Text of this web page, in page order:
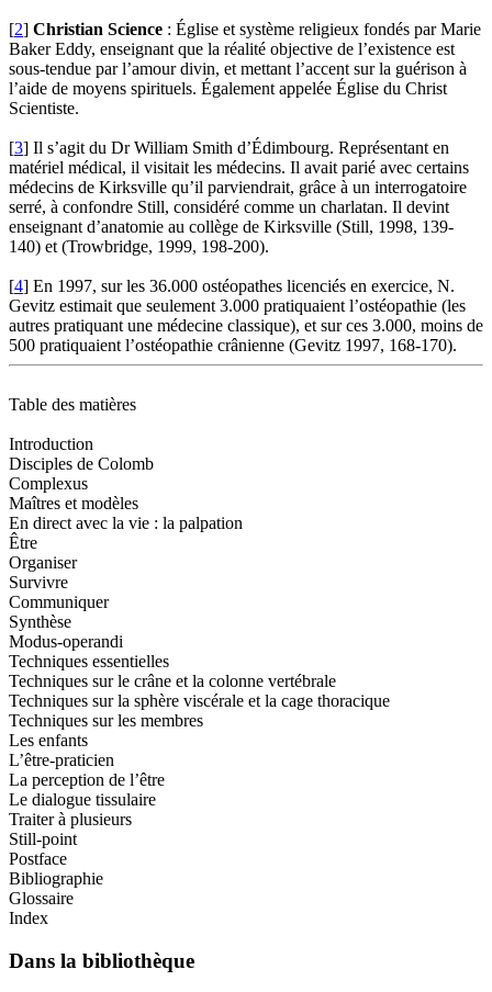
[2] Christian Science : Église et système religieux fondés par Marie
Baker Eddy, enseignant que la réalité objective de l’existence est
sous-tendue par l’amour divin, et mettant l’accent sur la guérison à
l’aide de moyens spirituels. Également appelée Église du Christ
Scientiste.
[3] Il s’agit du Dr William Smith d’Édimbourg. Représentant en
matériel médical, il visitait les médecins. Il avait parié avec certains
médecins de Kirksville qu’il parviendrait, grâce à un interrogatoire
serré, à confondre Still, considéré comme un charlatan. Il devint
enseignant d’anatomie au collège de Kirksville (Still, 1998, 139-
140) et (Trowbridge, 1999, 198-200).
[4] En 1997, sur les 36.000 ostéopathes licenciés en exercice, N.
Gevitz estimait que seulement 3.000 pratiquaient l’ostéopathie (les
autres pratiquant une médecine classique), et sur ces 3.000, moins de
500 pratiquaient l’ostéopathie crânienne (Gevitz 1997, 168-170).
Table des matières
Introduction
Disciples de Colomb
Complexus
Maîtres et modèles
En direct avec la vie : la palpation
Être
Organiser
Survivre
Communiquer
Synthèse
Modus-operandi
Techniques essentielles
Techniques sur le crâne et la colonne vertébrale
Techniques sur la sphère viscérale et la cage thoracique
Techniques sur les membres
Les enfants
L’être-praticien
La perception de l’être
Le dialogue tissulaire
Traiter à plusieurs
Still-point
Postface
Bibliographie
Glossaire
Index
Dans la bibliothèque